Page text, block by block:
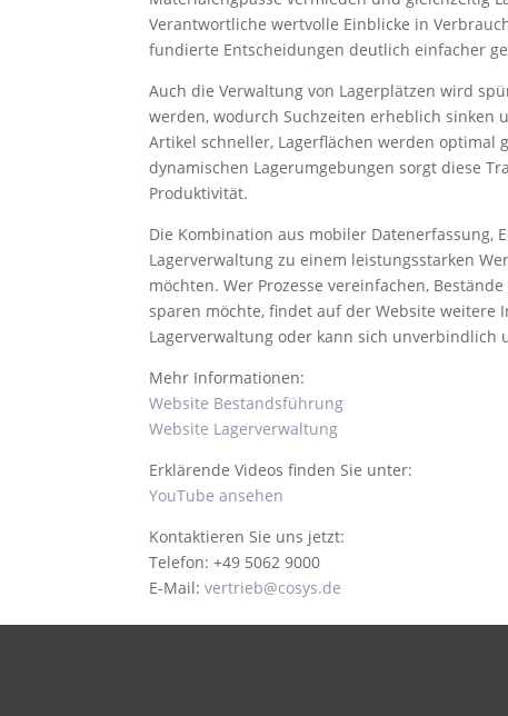
Verantwortliche wertvolle Einblicke in
fundierte Entscheidungen deutlich einfacher
Auch die Verwaltung von Lagerplätzen wird
werden, wodurch Suchzeiten erheblich sinken
Artikel schneller, Lagerflächen werden
dynamischen Lagerumgebungen sorgt diese
Produktivität.
Die Kombination aus mobiler
Lagerverwaltung zu einem leistungsstarken
möchten. Wer Prozesse vereinfachen,
sparen möchte, findet auf der Website
Lagerverwaltung oder kann sich
Mehr Informationen:
Website Bestandsführung
Website Lagerverwaltung
Erklärende Videos finden Sie unter:
YouTube ansehen
Kontaktieren Sie uns jetzt:
Telefon: +49 5062 9000
E-Mail:vertrieb@cosys.de